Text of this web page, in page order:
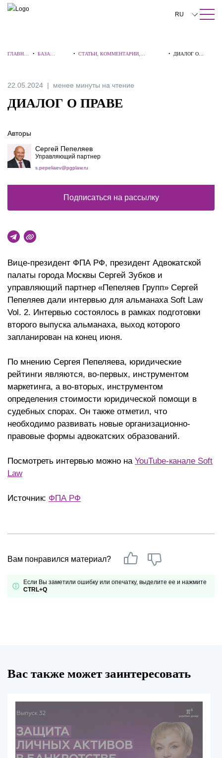
ПОИСК ПО САЙТУ Закрыть
RU
中文
Türkçe
ГЛАВНА
•БАЗА
• СТАТЬИ, КОММЕНТАРИИ,
• ДИАЛОГ О
22.05.2024 менее минуты на чтение
ДИАЛОГ О ПРАВЕ
Вице-президент ФПА РФ, президент Адвокатской
палаты города Москвы Сергей Зубков и
управляющий партнер «Пепеляев Групп» Сергей
Пепеляев дали интервью для альманаха Soft Law
Vol. 2. Интервью состоялось в рамках подготовки
второго выпуска альманаха, выход которого
запланирован на конец июня.
По мнению Сергея Пепеляева, юридические
рейтинги являются, во-первых, инструментом
маркетинга, а во-вторых, инструментом
определения стоимости юридической помощи в
судебных спорах. Он также отметил, что
необходимо развивать новые организационно-
правовые формы адвокатских образований.
Посмотреть интервью можно на YouTube-канале Soft
Law
Источник: ФПА РФ
Вам понравился материал?
Если Вы заметили ошибку или опечатку, выделите ее и нажмите
CTRL+Q
Авторы
Сергей Пепеляев
Управляющий партнер
s.pepeliaev@pgplaw.ru
Подписаться на рассылку
Вас также может заинтересовать